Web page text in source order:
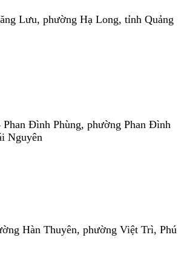
Lưu, phường Hạ Long, tỉnh Quảng
Phan Đình Phùng, phường Phan Đình
Nguyên
Hàn Thuyên, phường Việt Trì, Phú